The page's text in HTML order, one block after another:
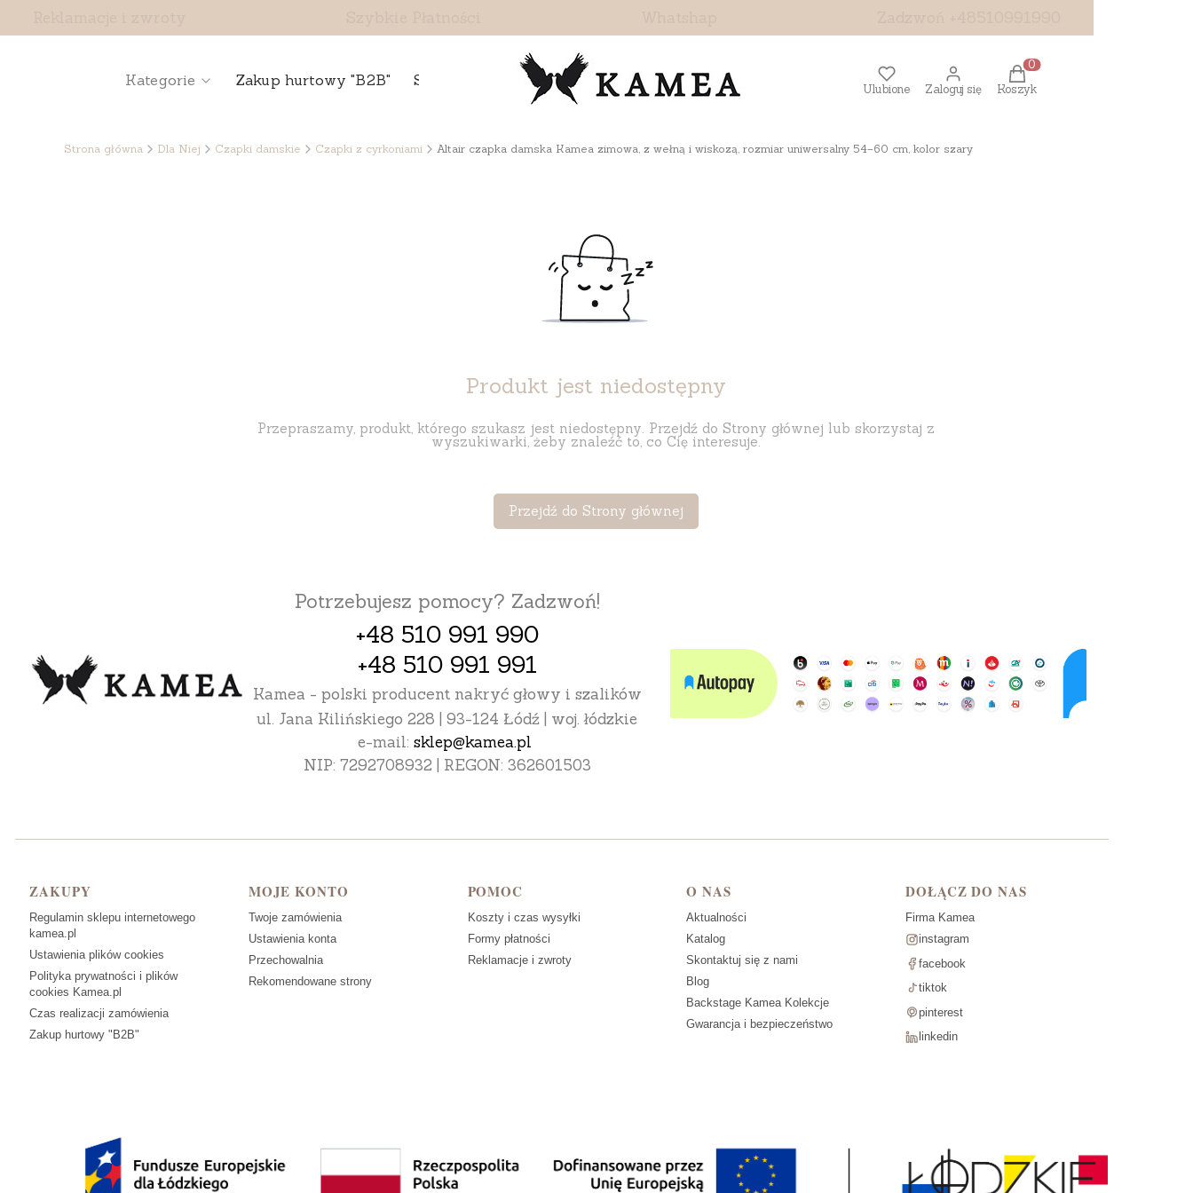
Kategorie Zakup hurtowy "B2B" Skontaktuj się z nami
Ulubione Zaloguj się
Produkty w koszyku: 0.
Koszyk
Strona główna Dla Niej Czapki damskie Czapki z cyrkoniami Altair czapka damska Kamea zimowa, z wełną i wiskozą, rozmiar uniwersalny 54–60 cm, kolor szary
Produkt jest niedostępny
Przepraszamy, produkt, którego szukasz jest niedostępny. Przejdź do Strony głównej lub skorzystaj z
wyszukiwarki, żeby znaleźć to, co Cię interesuje.
Przejdź do Strony głównej
Potrzebujesz pomocy? Zadzwoń!
+48 510 991 990
+48 510 991 991
Kamea - polski producent nakryć głowy i szalików
ul. Jana Kilińskiego 228 | 93-124 Łódź | woj. łódzkie
e-mail: sklep@kamea.pl
NIP: 7292708932 | REGON: 362601503
Linki w stopce
ZAKUPY
Regulamin sklepu internetowego
kamea.pl
Ustawienia plików cookies
Polityka prywatności i plików
cookies Kamea.pl
Czas realizacji zamówienia
Zakup hurtowy "B2B"
MOJE KONTO
Twoje zamówienia
Ustawienia konta
Przechowalnia
Rekomendowane strony
POMOC
Koszty i czas wysyłki
Formy płatności
Reklamacje i zwroty
O NAS
Aktualności
Katalog
Skontaktuj się z nami
Blog
Backstage Kamea Kolekcje
Gwarancja i bezpieczeństwo
DOŁĄCZ DO NAS
Firma Kamea
instagram
facebook
tiktok
pinterest
linkedin